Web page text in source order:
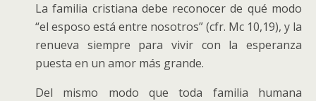
La familia cristiana debe reconocer de qué modo
“el esposo está entre nosotros” (cfr. Mc 10,19), y la
renueva siempre para vivir con la esperanza
puesta en un amor más grande.
Del mismo modo que toda familia humana